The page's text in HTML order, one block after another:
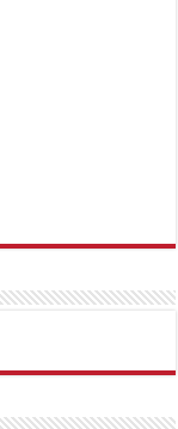
MatadorbetMariobet